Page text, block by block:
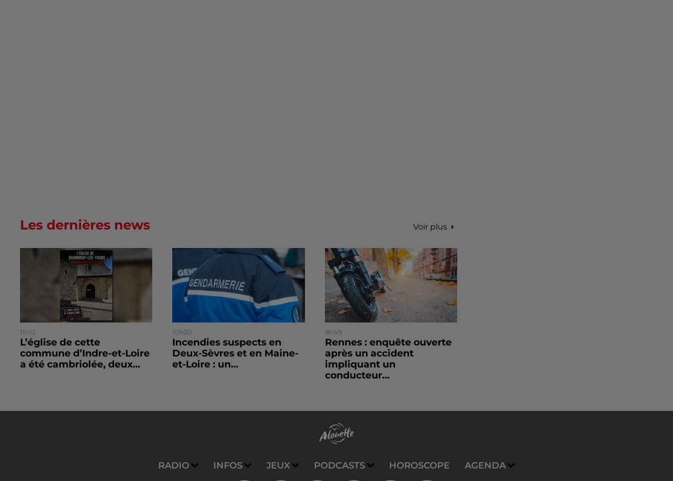
Les dernières news Voir plus
11h12
L’église de cette
commune d’Indre-et-Loire
a été cambriolée, deux...
10h20
Incendies suspects en
Deux-Sèvres et en Maine-
et-Loire : un...
8h49
Rennes : enquête ouverte
après un accident
impliquant un
conducteur...
RADIO INFOS JEUX PODCASTS HOROSCOPE AGENDA